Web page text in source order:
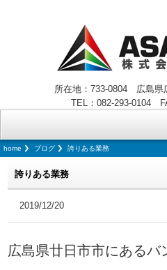
所在地：733-0804 広島県
TEL：082-293-0104
home ブログ 誇りある業務
誇りある業務
2019/12/20
広島県廿日市市にあるバ